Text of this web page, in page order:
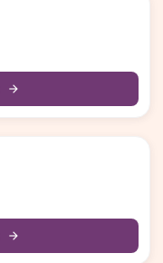
arrow_forward
arrow_forward